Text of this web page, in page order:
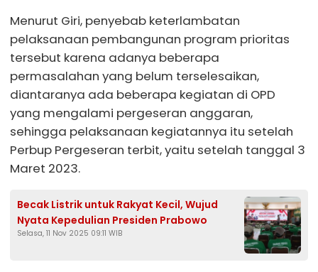
Menurut Giri, penyebab keterlambatan
pelaksanaan pembangunan program prioritas
tersebut karena adanya beberapa
permasalahan yang belum terselesaikan,
diantaranya ada beberapa kegiatan di OPD
yang mengalami pergeseran anggaran,
sehingga pelaksanaan kegiatannya itu setelah
Perbup Pergeseran terbit, yaitu setelah tanggal 3
Maret 2023.
Becak Listrik untuk Rakyat Kecil, Wujud
Nyata Kepedulian Presiden Prabowo
Selasa, 11 Nov 2025 09:11 WIB